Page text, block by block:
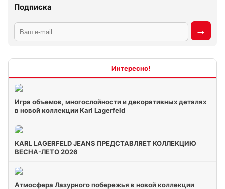
Подписка
Игра объемов, многослойности и декоративных деталях
в новой коллекции Karl Lagerfeld
KARL LAGERFELD JEANS ПРЕДСТАВЛЯЕТ КОЛЛЕКЦИЮ
ВЕСНА-ЛЕТО 2026
Атмосфера Лазурного побережья в новой коллекции